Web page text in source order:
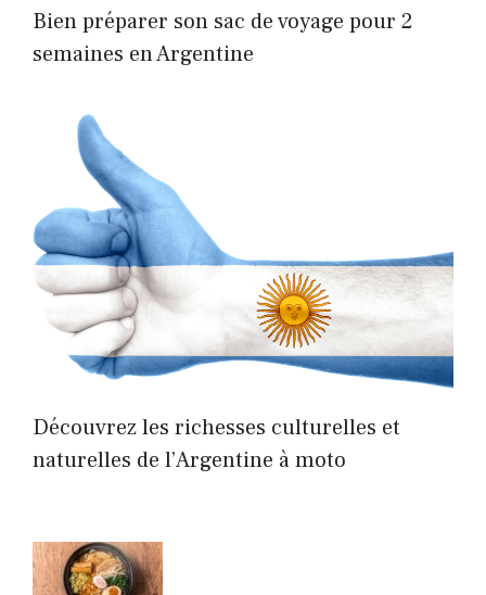
Bien préparer son sac de voyage pour 2
semaines en Argentine
Découvrez les richesses culturelles et
naturelles de l’Argentine à moto